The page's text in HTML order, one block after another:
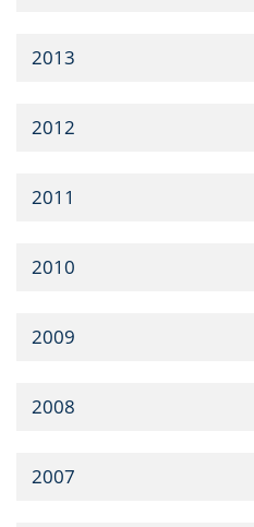
2013
2012
2011
2010
2009
2008
2007